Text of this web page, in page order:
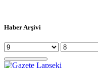
Haber Arşivi